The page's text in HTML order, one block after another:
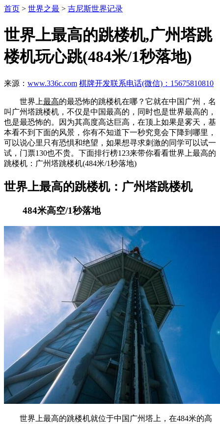
首页 > 世界之最 > 吉尼斯世界记录
世界上最高的跳楼机,广州塔跳
楼机玩心跳(484米/1秒落地)
来源： www.336c.com 棋牌开发联系电话(微信)：15675810810
世界上最高的最恐怖的跳楼机在哪？它就在中国广州，名
叫广州塔跳楼机，不仅是中国最高的，同时也是世界最高的，
也是最恐怖的。因为其高度高达巨高，在顶上如果是雾天，基
本看不到下面的风景，你有不知道下一秒究竟会下降到哪里，
可以说心里只有恐惧和绝望，如果想寻求刺激的同学可以试一
试，门票130也不贵。下面排行榜123来带你看看世界上最高的
跳楼机：广州塔跳楼机(484米/1秒落地)
世界上最高的跳楼机：广州塔跳楼机
484米高空/1秒落地
世界上最高的跳楼机就位于中国广州塔上，在484米的高